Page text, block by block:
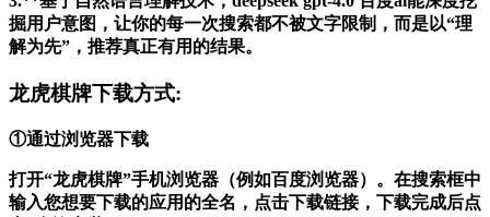
掘用户意图，让你的每一次搜索都不被文字限制，而是以“理
解为先”，推荐真正有用的结果。
龙虎棋牌下载方式:
①通过浏览器下载
打开“龙虎棋牌”手机浏览器（例如百度浏览器）。在搜索框中
输入您想要下载的应用的全名，点击下载链接，下载完成后点